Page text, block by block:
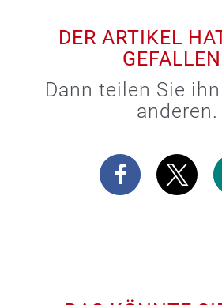
DER ARTIKEL
Dann teilen Sie
anderen.